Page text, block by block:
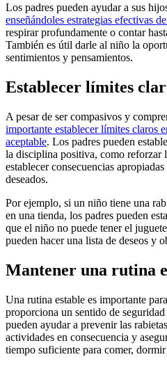
Los padres pueden ayudar a sus
enseñándoles estrategias efectivas
respirar profundamente o contar
También es útil darle al niño la
sentimientos y pensamientos.
Establecer límites
A pesar de ser compasivos y
importante establecer límites claros
aceptable. Los padres pueden
la disciplina positiva, como reforzar
establecer consecuencias
deseados.
Por ejemplo, si un niño tiene una
en una tienda, los padres pueden
que el niño no puede tener el
pueden hacer una lista de deseos y
Mantener una rutina
Una rutina estable es importante
proporciona un sentido de
pueden ayudar a prevenir las
actividades en consecuencia y
tiempo suficiente para comer,